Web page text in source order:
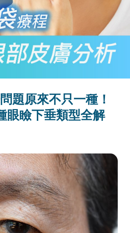
題原來不只一種！
眼瞼下垂類型全解